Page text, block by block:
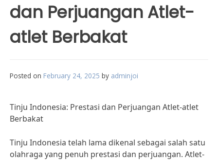
dan Perjuangan Atlet-
atlet Berbakat
Posted on February 24, 2025 by adminjoi
Tinju Indonesia: Prestasi dan Perjuangan Atlet-atlet
Berbakat
Tinju Indonesia telah lama dikenal sebagai salah satu
olahraga yang penuh prestasi dan perjuangan. Atlet-